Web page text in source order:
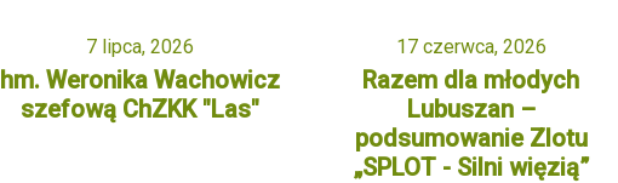
7 lipca, 2026
hm. Weronika Wachowicz
szefową ChZKK "Las"
17 czerwca, 2026
Razem dla młodych
Lubuszan –
podsumowanie Zlotu
„SPLOT - Silni więzią”